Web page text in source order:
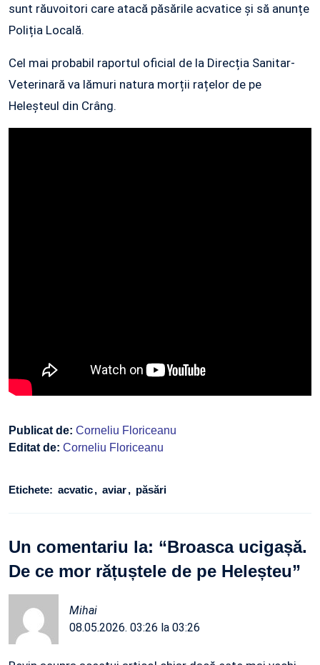
sunt răuvoitori care atacă păsările acvatice și să anunțe
Poliția Locală.
Cel mai probabil raportul oficial de la Direcția Sanitar-
Veterinară va lămuri natura morții rațelor de pe
Heleșteul din Crâng.
Publicat de: Corneliu Floriceanu
Editat de: Corneliu Floriceanu
Etichete: acvatic aviar păsări
Un comentariu la: “Broasca ucigașă.
De ce mor rățuștele de pe Heleșteu”
Mihai
08.05.2026. 03:26 la 03:26